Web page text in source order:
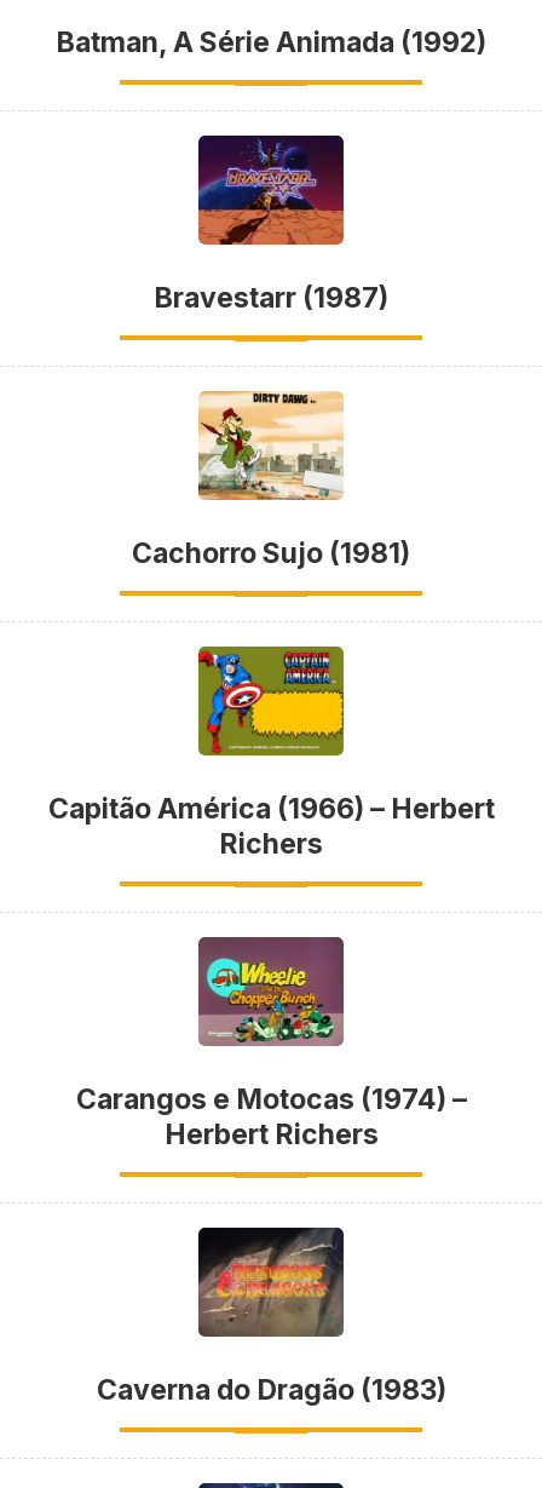
Batman, A Série Animada (1992)
Bravestarr (1987)
Cachorro Sujo (1981)
Capitão América (1966) – Herbert
Richers
Carangos e Motocas (1974) –
Herbert Richers
Caverna do Dragão (1983)